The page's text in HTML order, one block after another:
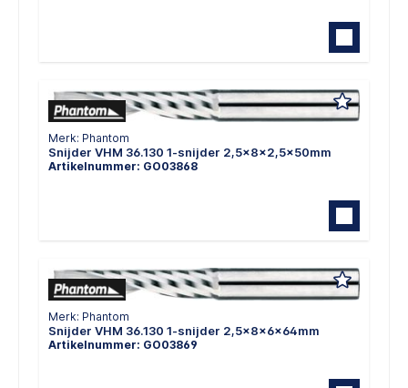
Merk: Phantom
Snijder VHM 36.130 1-snijder 2,5x8x2,5x50mm
Artikelnummer: GO03868
Merk: Phantom
Snijder VHM 36.130 1-snijder 2,5x8x6x64mm
Artikelnummer: GO03869